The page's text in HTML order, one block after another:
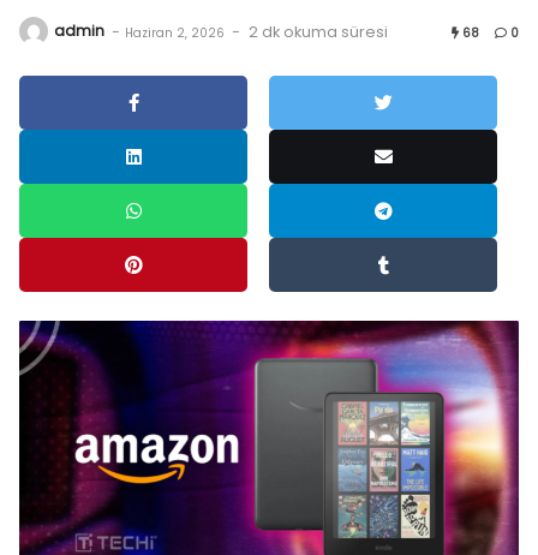
admin - Haziran 2, 2026 - 2 dk okuma süresi 68 0